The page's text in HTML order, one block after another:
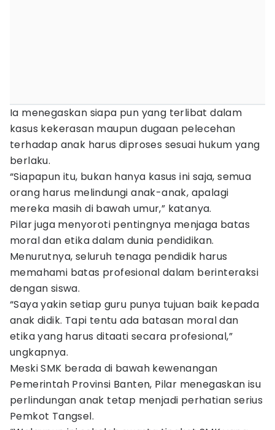
Ia menegaskan siapa pun yang terlibat dalam
kasus kekerasan maupun dugaan pelecehan
terhadap anak harus diproses sesuai hukum yang
berlaku.
“Siapapun itu, bukan hanya kasus ini saja, semua
orang harus melindungi anak-anak, apalagi
mereka masih di bawah umur,” katanya.
Pilar juga menyoroti pentingnya menjaga batas
moral dan etika dalam dunia pendidikan.
Menurutnya, seluruh tenaga pendidik harus
memahami batas profesional dalam berinteraksi
dengan siswa.
“Saya yakin setiap guru punya tujuan baik kepada
anak didik. Tapi tentu ada batasan moral dan
etika yang harus ditaati secara profesional,”
ungkapnya.
Meski SMK berada di bawah kewenangan
Pemerintah Provinsi Banten, Pilar menegaskan isu
perlindungan anak tetap menjadi perhatian serius
Pemkot Tangsel.